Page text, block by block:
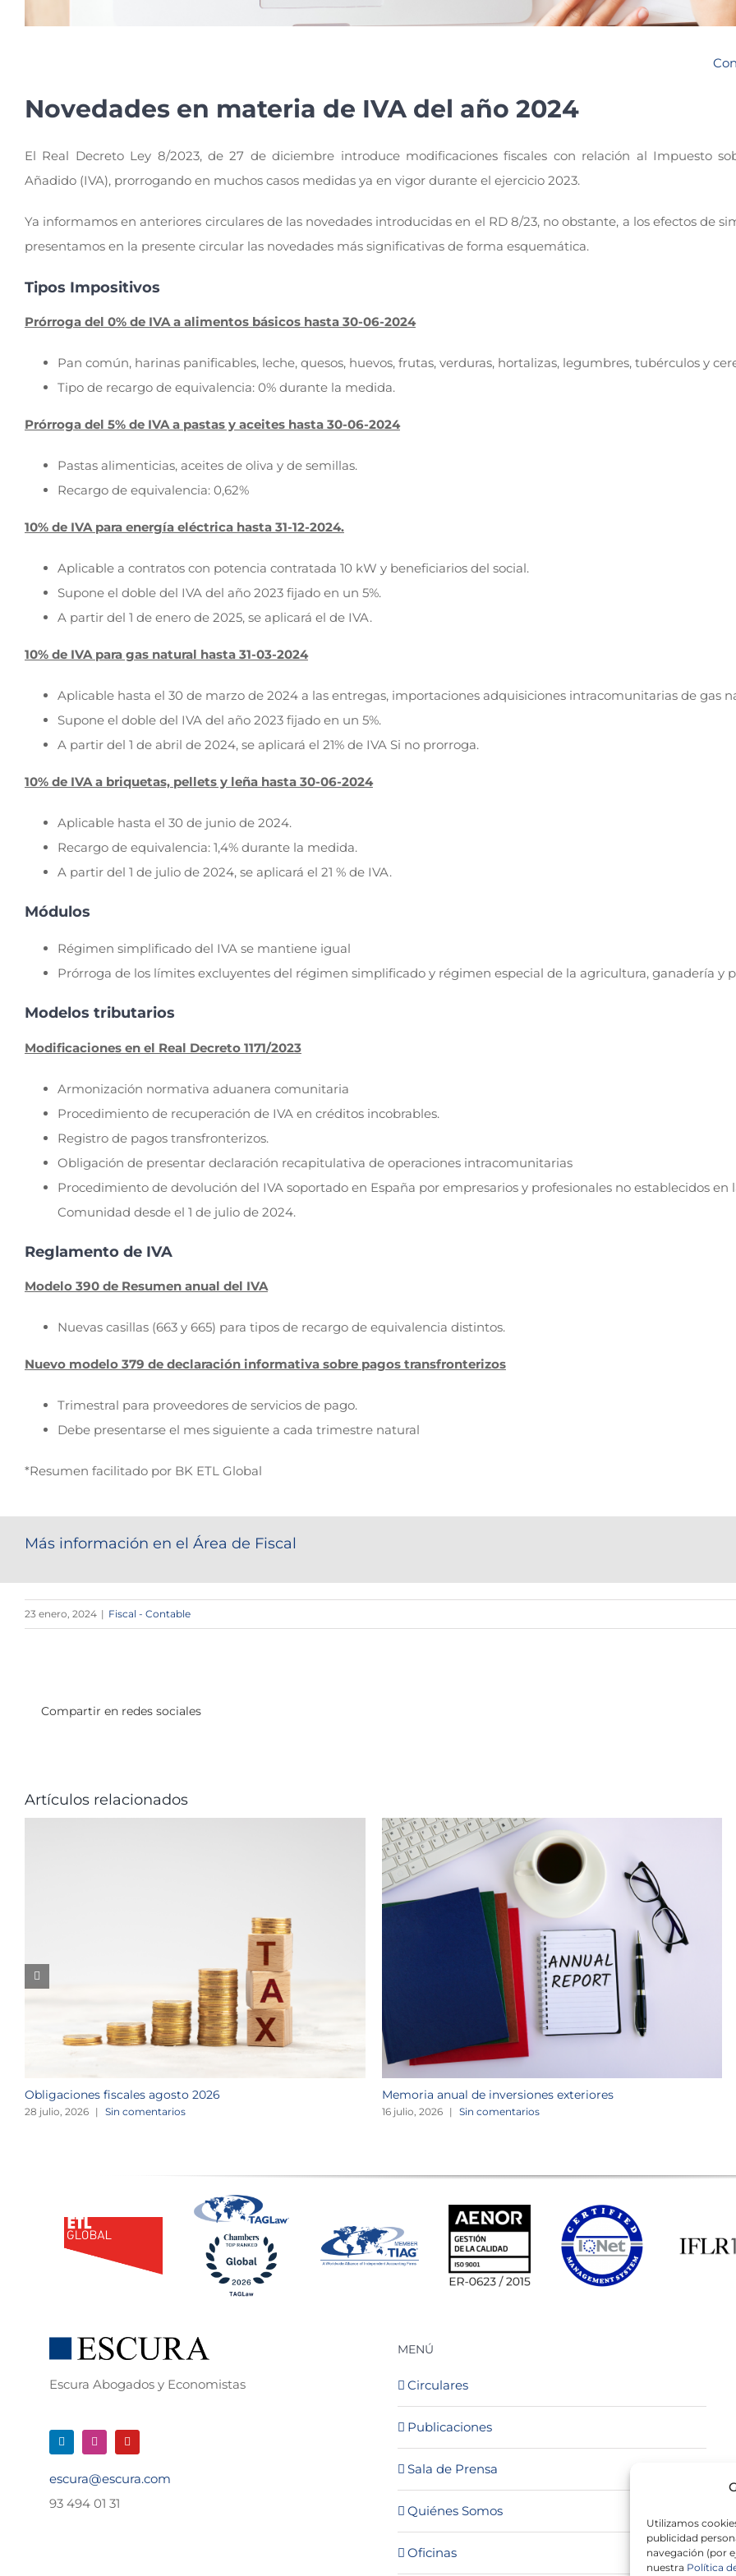
Utilizamos
publicidad
navegación (por
nuestra Política
Novedades en materia de IVA del año 2024
El Real Decreto Ley 8/2023, de 27 de diciembre introduce modificaciones fiscales con relación al Impuesto
Añadido (IVA), prorrogando en muchos casos medidas ya en vigor durante el ejercicio 2023.
Ya informamos en anteriores circulares de las novedades introducidas en el RD 8/23, no obstante, a los efectos de
presentamos en la presente circular las novedades más significativas de forma esquemática.
Tipos Impositivos
Prórroga del 0% de IVA a alimentos básicos hasta 30-06-2024
Pan común, harinas panificables, leche, quesos, huevos, frutas, verduras, hortalizas, legumbres, tubérculos y
Tipo de recargo de equivalencia: 0% durante la medida.
Prórroga del 5% de IVA a pastas y aceites hasta 30-06-2024
Pastas alimenticias, aceites de oliva y de semillas.
Recargo de equivalencia: 0,62%
10% de IVA para energía eléctrica hasta 31-12-2024.
Aplicable a contratos con potencia contratada 10 kW y beneficiarios del social.
Supone el doble del IVA del año 2023 fijado en un 5%.
A partir del 1 de enero de 2025, se aplicará el de IVA.
10% de IVA para gas natural hasta 31-03-2024
Aplicable hasta el 30 de marzo de 2024 a las entregas, importaciones adquisiciones intracomunitarias de gas
Supone el doble del IVA del año 2023 fijado en un 5%.
A partir del 1 de abril de 2024, se aplicará el 21% de IVA Si no prorroga.
10% de IVA a briquetas, pellets y leña hasta 30-06-2024
Aplicable hasta el 30 de junio de 2024.
Recargo de equivalencia: 1,4% durante la medida.
A partir del 1 de julio de 2024, se aplicará el 21 % de IVA.
Módulos
Régimen simplificado del IVA se mantiene igual
Prórroga de los límites excluyentes del régimen simplificado y régimen especial de la agricultura, ganadería y
Modelos tributarios
Modificaciones en el Real Decreto 1171/2023
Armonización normativa aduanera comunitaria
Procedimiento de recuperación de IVA en créditos incobrables.
Registro de pagos transfronterizos.
Obligación de presentar declaración recapitulativa de operaciones intracomunitarias
Procedimiento de devolución del IVA soportado en España por empresarios y profesionales no establecidos en
Comunidad desde el 1 de julio de 2024.
Reglamento de IVA
Modelo 390 de Resumen anual del IVA
Nuevas casillas (663 y 665) para tipos de recargo de equivalencia distintos.
Nuevo modelo 379 de declaración informativa sobre pagos transfronterizos
Trimestral para proveedores de servicios de pago.
Debe presentarse el mes siguiente a cada trimestre natural
*Resumen facilitado por BK ETL Global
Más información en el Área de Fiscal
23 enero, 2024 | Fiscal - Contable
Compartir en redes sociales
Artículos relacionados
Obligaciones fiscales agosto 2026
28 julio, 2026 | Sin comentarios
Memoria anual de inversiones exteriores
16 julio, 2026 | Sin comentarios
Escura Abogados y Economistas
escura@escura.com
93 494 01 31
MENÚ
Circulares
Publicaciones
Sala de Prensa
Quiénes Somos
Oficinas